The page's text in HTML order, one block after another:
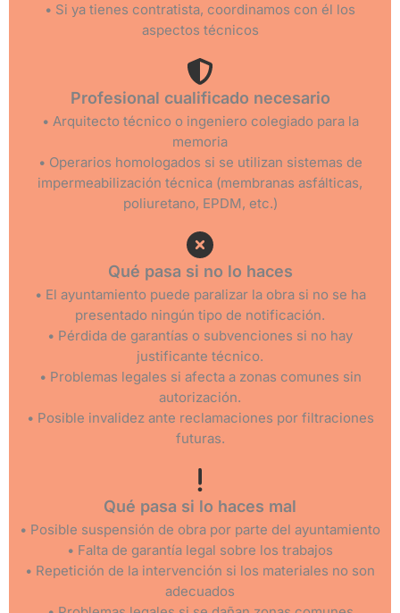
• Si ya tienes contratista, coordinamos con él los
aspectos técnicos
Profesional cualificado necesario
• Arquitecto técnico o ingeniero colegiado para la
memoria
• Operarios homologados si se utilizan sistemas de
impermeabilización técnica (membranas asfálticas,
poliuretano, EPDM, etc.)
Qué pasa si no lo haces
• El ayuntamiento puede paralizar la obra si no se ha
presentado ningún tipo de notificación.
• Pérdida de garantías o subvenciones si no hay
justificante técnico.
• Problemas legales si afecta a zonas comunes sin
autorización.
• Posible invalidez ante reclamaciones por filtraciones
futuras.
Qué pasa si lo haces mal
• Posible suspensión de obra por parte del ayuntamiento
• Falta de garantía legal sobre los trabajos
• Repetición de la intervención si los materiales no son
adecuados